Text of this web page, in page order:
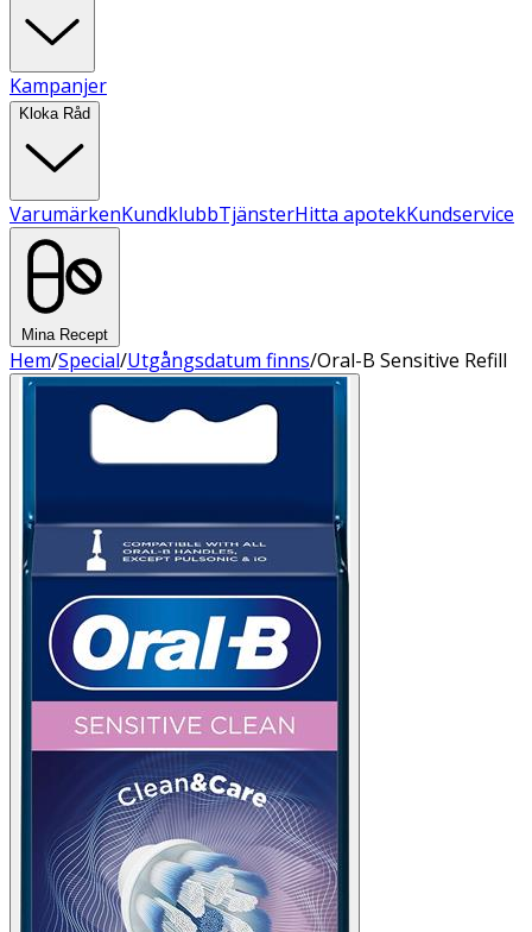
Kampanjer
Kloka Råd
VarumärkenKundklubbTjänsterHitta apotekKundservice
Mina Recept
Hem/Special/Utgångsdatum finns/Oral-B Sensitive Refill